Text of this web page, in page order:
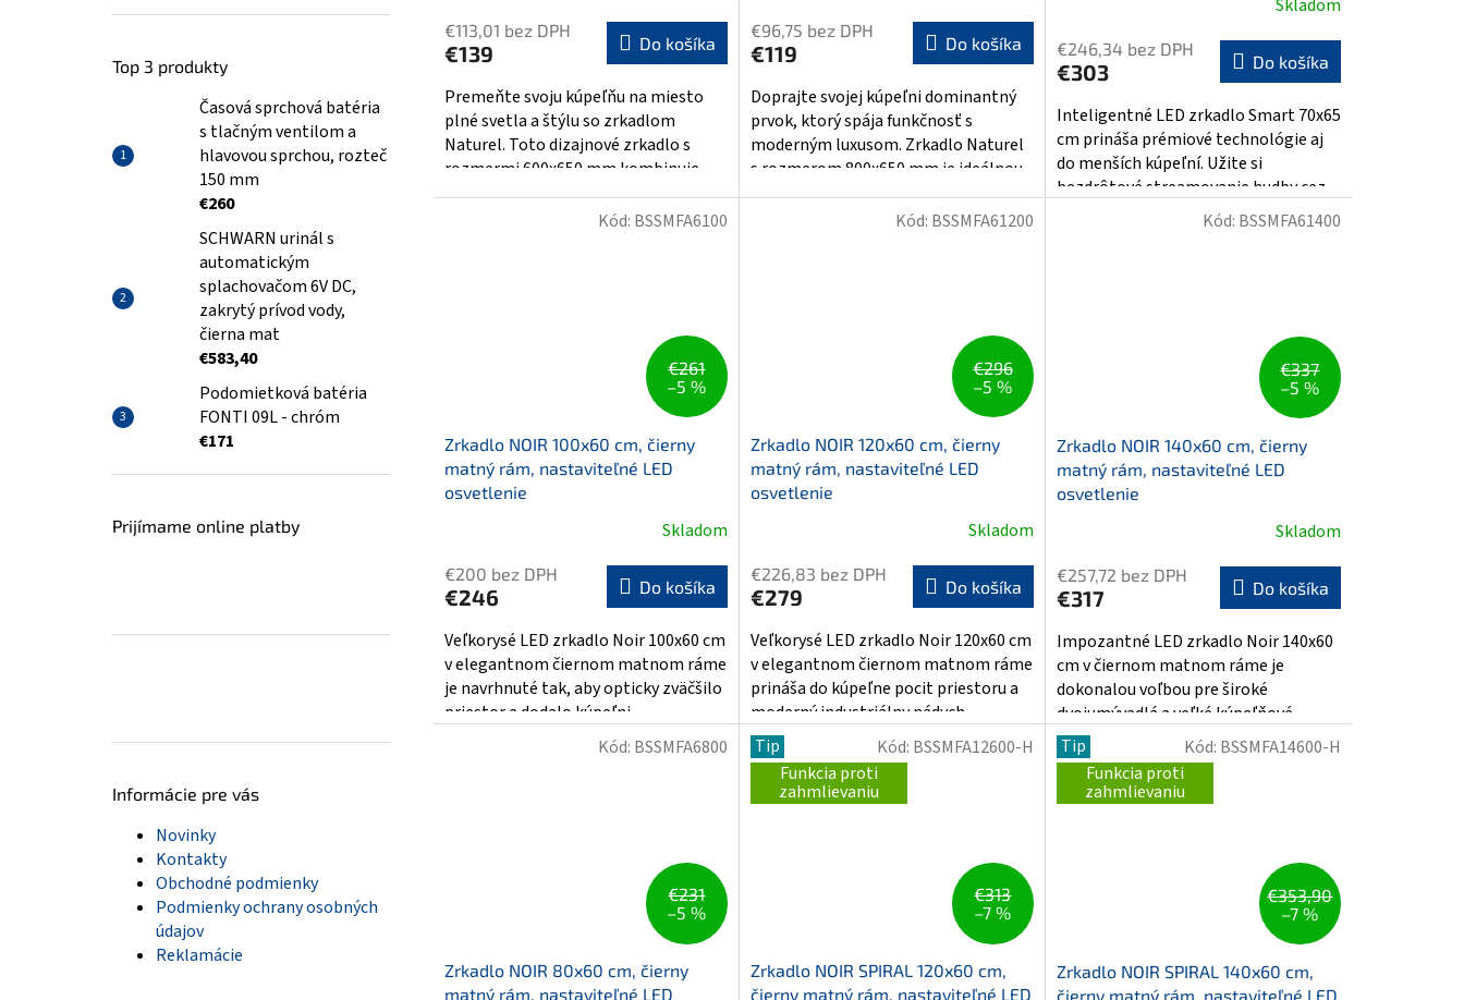
Top 3 produkty
Časová sprchová batéria
s tlačným ventilom a
hlavovou sprchou, rozteč
150 mm
€260
SCHWARN urinál s
automatickým
splachovačom 6V DC,
zakrytý prívod vody,
čierna mat
€583,40
Podomietková batéria
FONTI 09L - chróm
€171
Prijímame online platby
Informácie pre vás
Novinky
Kontakty
Obchodné podmienky
Podmienky ochrany osobných
údajov
Reklamácie
produktu
je
4,0
5
hviezdičiek.
€113,01 bez DPH
€139 Do košíka
Premeňte svoju kúpeľňu na miesto
plné svetla a štýlu so zrkadlom
Naturel. Toto dizajnové zrkadlo s
rozmermi 600x650 mm kombinuje
priame...
produktu
je
5,0
5
hviezdičiek.
€96,75 bez DPH
€119 Do košíka
Doprajte svojej kúpeľni dominantný
prvok, ktorý spája funkčnosť s
moderným luxusom. Zrkadlo Naturel
s rozmerom 800x650 mm je ideálnou...
produktu
je
5,0
5
hviezdičiek.
Skladom
€246,34 bez DPH
€303 Do košíka
Inteligentné LED zrkadlo Smart 70x65
cm prináša prémiové technológie aj
do menších kúpeľní. Užite si
bezdrôtové streamovanie hudby cez...
€261
–5 %
Zrkadlo NOIR 100x60 cm, čierny
matný rám, nastaviteľné LED
osvetlenie
produktu
je
4,4
5
hviezdičiek.
Skladom
€200 bez DPH
€246 Do košíka
Veľkorysé LED zrkadlo Noir 100x60 cm
v elegantnom čiernom matnom ráme
je navrhnuté tak, aby opticky zväčšilo
priestor a dodalo kúpeľni...
Kód: BSSMFA6100
€296
–5 %
Zrkadlo NOIR 120x60 cm, čierny
matný rám, nastaviteľné LED
osvetlenie
produktu
je
3,9
hviezdičiek.
Skladom
€226,83 bez DPH
€279 Do košíka
Veľkorysé LED zrkadlo Noir 120x60 cm
v elegantnom čiernom matnom ráme
prináša do kúpeľne pocit priestoru a
moderný industriálny nádych....
Kód: BSSMFA61200
€337
–5 %
Zrkadlo NOIR 140x60 cm, čierny
matný rám, nastaviteľné LED
osvetlenie
produktu
je
4,0
5
hviezdičiek.
Skladom
€257,72 bez DPH
€317 Do košíka
Impozantné LED zrkadlo Noir 140x60
cm v čiernom matnom ráme je
dokonalou voľbou pre široké
dvojumývadlá a veľké kúpeľňové
priestory....
Kód: BSSMFA61400
€231
–5 %
Zrkadlo NOIR 80x60 cm, čierny
matný rám, nastaviteľné LED
Kód: BSSMFA6800
Tip
Funkcia proti
zahmlievaniu
€313
–7 %
Zrkadlo NOIR SPIRAL 120x60 cm,
čierny matný rám, nastaviteľné LED
Kód: BSSMFA12600-H
Tip
Funkcia proti
zahmlievaniu
€353,90
–7 %
Zrkadlo NOIR SPIRAL 140x60 cm,
čierny matný rám, nastaviteľné LED
Kód: BSSMFA14600-H